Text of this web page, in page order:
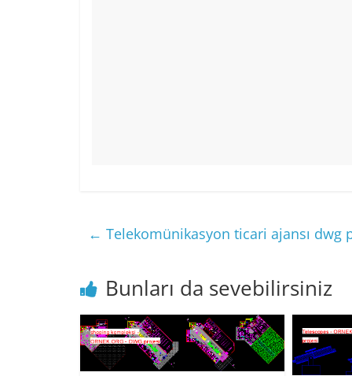
← Telekomünikasyon ticari ajansı dwg
Bunları da sevebilirsiniz